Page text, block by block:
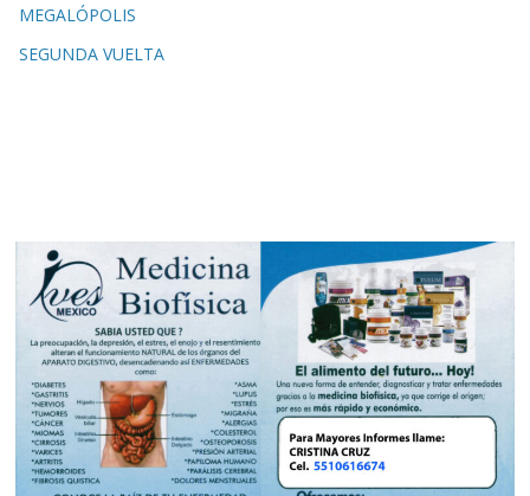
MEGALÓPOLIS
SEGUNDA VUELTA